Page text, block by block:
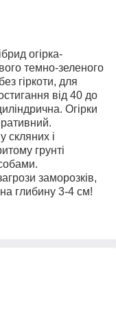
огірка-
темно-зеленого
гіркоти, для
від 40 до
Огірки
скляних і
грунті
заморозків,
глибину 3-4 см!